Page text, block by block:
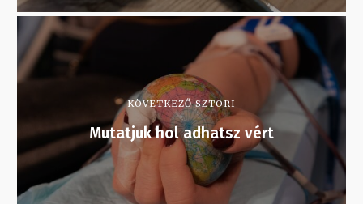
KÖVETKEZŐ SZTORI
Mutatjuk hol adhatsz vért